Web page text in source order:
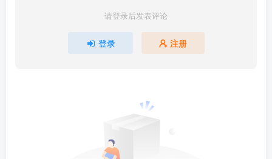
请登录后发表评论
登录 注册